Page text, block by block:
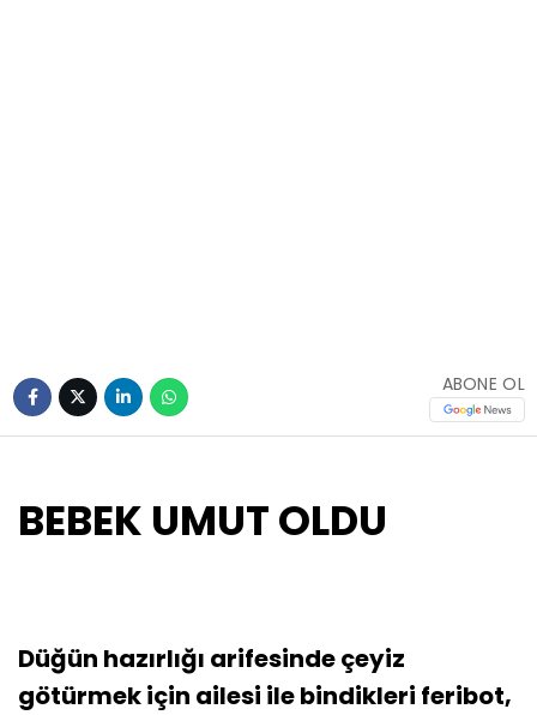
ABONE OL
BEBEK UMUT OLDU
Düğün hazırlığı arifesinde çeyiz
götürmek için ailesi ile bindikleri feribot,